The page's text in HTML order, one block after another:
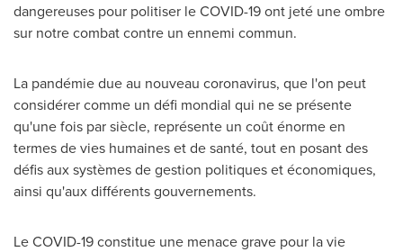
dangereuses pour politiser le COVID-19 ont jeté une ombre
sur notre combat contre un ennemi commun.
La pandémie due au nouveau coronavirus, que l'on peut
considérer comme un défi mondial qui ne se présente
qu'une fois par siècle, représente un coût énorme en
termes de vies humaines et de santé, tout en posant des
défis aux systèmes de gestion politiques et économiques,
ainsi qu'aux différents gouvernements.
Le COVID-19 constitue une menace grave pour la vie